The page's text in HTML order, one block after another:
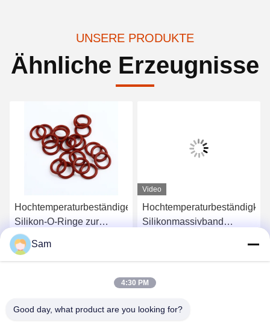
UNSERE PRODUKTE
Ähnliche Erzeugnisse
Hochtemperaturbeständige
Silikon-O-Ringe zur
industriellen Versiegelung
durch extreme Hitze
Video
Hochtemperaturbeständigkeit
Silikonmassivband
Dichtung
Sam
4:30 PM
Good day, what product are you looking for?